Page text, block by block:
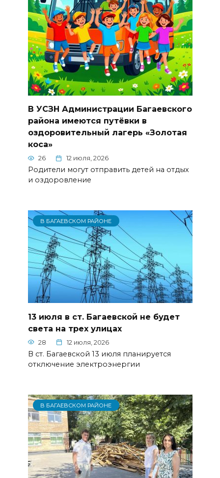
В УСЗН Администрации Багаевского
района имеются путёвки в
оздоровительный лагерь «Золотая
коса»
26 12 июля, 2026
Родители могут отправить детей на отдых
и оздоровление
В БАГАЕВСКОМ РАЙОНЕ
13 июля в ст. Багаевской не будет
света на трех улицах
28 12 июля, 2026
В ст. Багаевской 13 июля планируется
отключение электроэнергии
В БАГАЕВСКОМ РАЙОНЕ